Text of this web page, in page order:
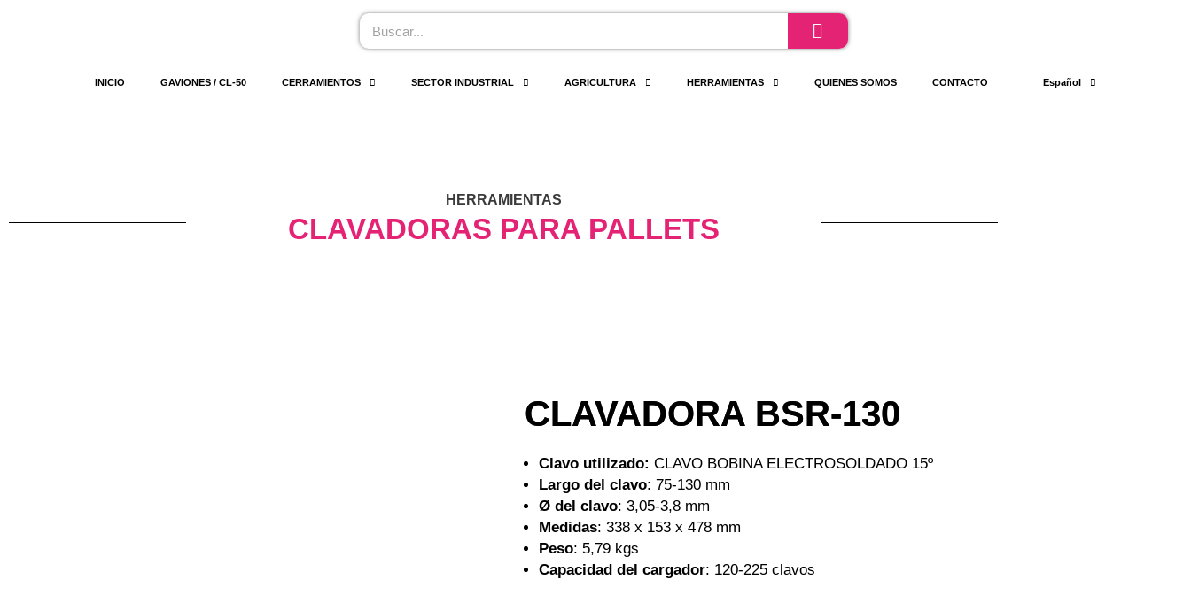
Buscar
INICIO GAVIONES / CL-50 CERRAMIENTOS SECTOR INDUSTRIAL AGRICULTURA HERRAMIENTAS QUIENES SOMOS CONTACTO Español
HERRAMIENTAS
CLAVADORAS PARA PALLETS
CLAVADORA BSR-130
Clavo utilizado: CLAVO BOBINA ELECTROSOLDADO 15º
Largo del clavo: 75-130 mm
Ø del clavo: 3,05-3,8 mm
Medidas: 338 x 153 x 478 mm
Peso: 5,79 kgs
Capacidad del cargador: 120-225 clavos